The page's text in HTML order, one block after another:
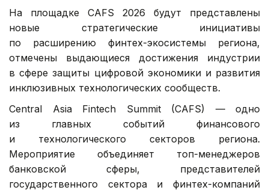
На площадке CAFS 2026 будут представлены
новые стратегические инициативы
по расширению финтех-экосистемы региона,
отмечены выдающиеся достижения индустрии
в сфере защиты цифровой экономики и развития
инклюзивных технологических сообществ.
Central Asia Fintech Summit (CAFS) — одно
из главных событий финансового
и технологического секторов региона.
Мероприятие объединяет топ-менеджеров
банковской сферы, представителей
государственного сектора и финтех-компаний